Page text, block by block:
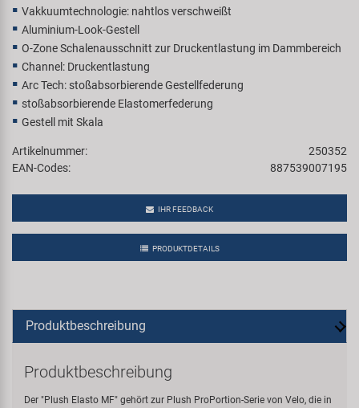
Velo
Markenübersicht
Vakkuumtechnologie: nahtlos verschweißt
Aluminium-Look-Gestell
O-Zone Schalenausschnitt zur Druckentlastung im Dammbereich
Channel: Druckentlastung
Arc Tech: stoßabsorbierende Gestellfederung
stoßabsorbierende Elastomerfederung
Gestell mit Skala
Artikelnummer:
250352
EAN-Codes:
887539007195
IHR FEEDBACK
PRODUKTDETAILS
Produktbeschreibung
Produktbeschreibung
Der "Plush Elasto MF" gehört zur Plush ProPortion-Serie von Velo, die in